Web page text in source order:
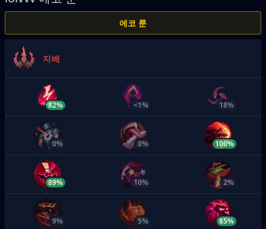
에코 룬
지배
82% <1% 18%
0% 0% 100%
89% 10% 2%
9% 5% 85%